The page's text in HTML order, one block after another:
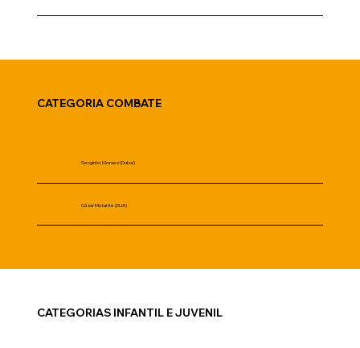
CATEGORIA COMBATE
Serginho Moraes (Dubai)
César Mutante (EUA)
CATEGORIAS INFANTIL E JUVENIL